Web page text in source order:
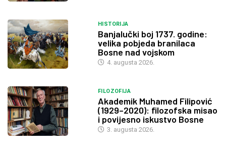
HISTORIJA
Banjalučki boj 1737. godine:
velika pobjeda branilaca
Bosne nad vojskom
4. augusta 2026.
FILOZOFIJA
Akademik Muhamed Filipović
(1929–2020): filozofska misao
i povijesno iskustvo Bosne
3. augusta 2026.